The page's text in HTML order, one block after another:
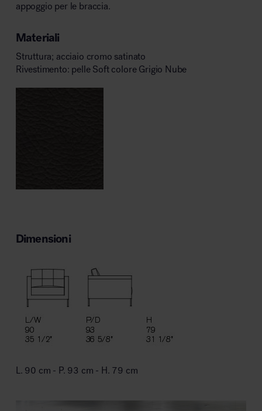
appoggio per le braccia.
Materiali
Struttura; acciaio cromo satinato
Rivestimento: pelle Soft colore Grigio Nube
Dimensioni
L. 90 cm - P. 93 cm - H. 79 cm